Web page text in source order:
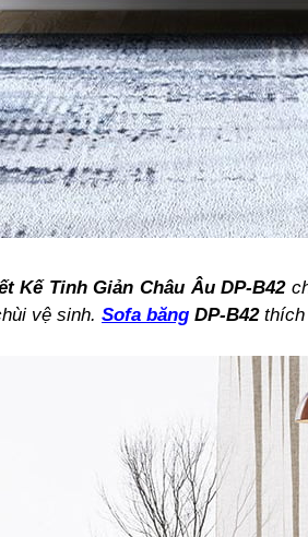
Giản Châu Âu DP-B42
vệ sinh. Sofa băng DP-B42thích